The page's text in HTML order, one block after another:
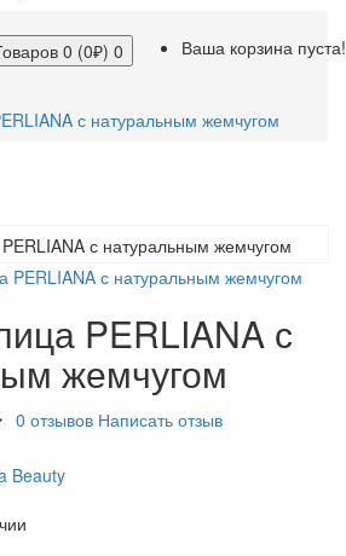
0 (0₽) 0
Ваша корзина пуста!
с натуральным жемчугом
PERLIANA с
жемчугом
0 отзывов Написать отзыв
Beauty